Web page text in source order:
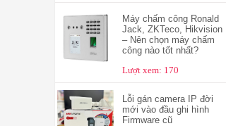
Máy chấm công Ronald
Jack, ZKTeco, Hikvision
– Nên chọn máy chấm
công nào tốt nhất?
Lượt xem: 170
Lỗi gán camera IP đời
mới vào đầu ghi hình
Firmware cũ